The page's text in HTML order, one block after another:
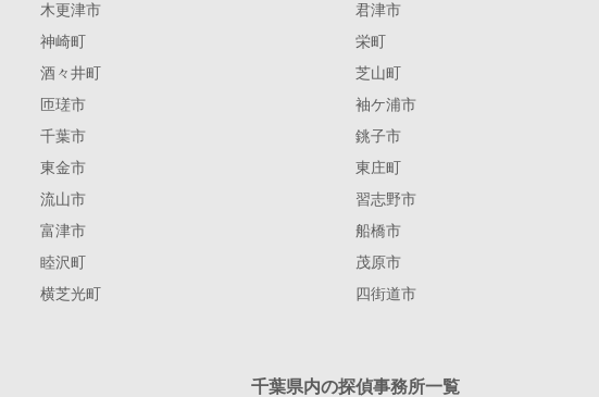
木更津市 君津市
神崎町 栄町
酒々井町 芝山町
匝瑳市 袖ケ浦市
千葉市 銚子市
東金市 東庄町
流山市 習志野市
富津市 船橋市
睦沢町 茂原市
横芝光町 四街道市
千葉県内の探偵事務所一覧